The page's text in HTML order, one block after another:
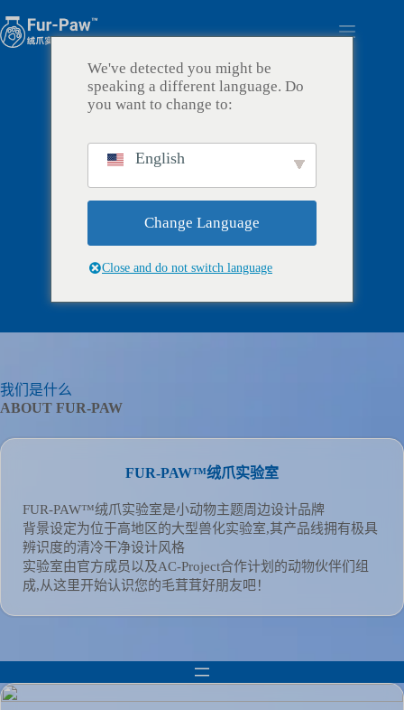
过
Test
我们是什么
ABOUT FUR-PAW
FUR-PAW™绒爪实验室
FUR-PAW™绒爪实验室是小动物主题周边设计品牌
背景设定为位于高地区的大型兽化实验室,其产品线拥有极具
辨识度的清冷干净设计风格
实验室由官方成员以及AC-Project合作计划的动物伙伴们组
成,从这里开始认识您的毛茸茸好朋友吧！
We've detected you might be
speaking a different language. Do
you want to change to:
English
Change Language
Close and do not switch language